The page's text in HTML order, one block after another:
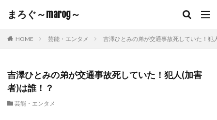
まろぐ～marog～
HOME 芸能・エンタメ 吉澤ひとみの弟が交通事故死していた！犯
吉澤ひとみの弟が交通事故死していた！犯人(加害
者)は誰！？
芸能・エンタメ